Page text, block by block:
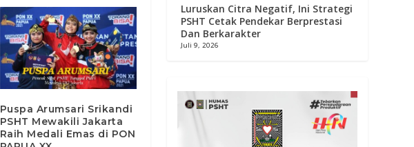
Puspa Arumsari Srikandi
PSHT Mewakili Jakarta
Raih Medali Emas di PON
Luruskan Citra Negatif, Ini Strategi
PSHT Cetak Pendekar Berprestasi
Dan Berkarakter
Juli 9, 2026